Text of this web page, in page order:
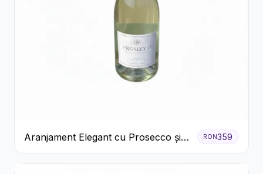
Aranjament Elegant cu Prosecco și
Flori Galbene.
RON359